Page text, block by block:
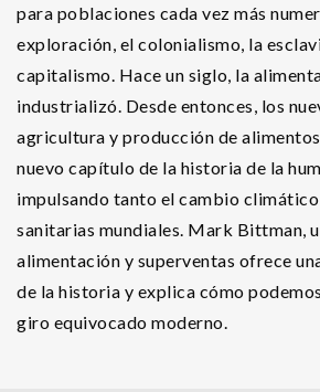
para poblaciones cada vez más
exploración, el colonialismo, la
capitalismo. Hace un siglo, la
industrializó. Desde entonces, los
agricultura y producción de
nuevo capítulo de la historia de la
impulsando tanto el cambio
sanitarias mundiales. Mark Bittman,
alimentación y superventas ofrece
de la historia y explica cómo
giro equivocado moderno.